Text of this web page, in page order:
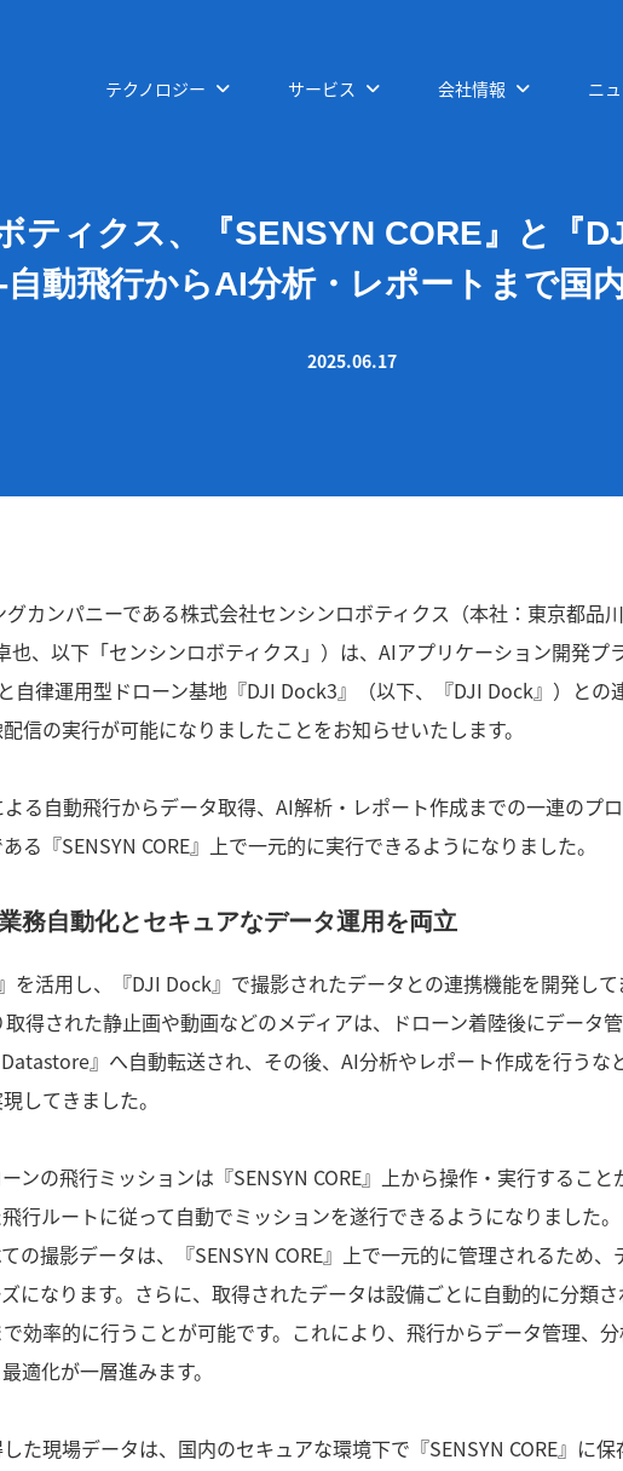
テクノロジー サービス 会社情報 ニ
ティクス、『SENSYN CORE』と『
自動飛行からAI分析・レポートまで国
2025.06.17
カンパニーである株式会社センシンロボティクス（本社：東京都品川
也、以下「センシンロボティクス」）は、AIアプリケーション開発プ
自律運用型ドローン基地『DJI Dock3』（以下、『DJI Dock』）との
信の実行が可能になりましたことをお知らせいたします。
る自動飛行からデータ取得、AI解析・レポート作成までの一連のプ
る『SENSYN CORE』上で一元的に実行できるようになりました。
務自動化とセキュアなデータ運用を両立
を活用し、『DJI Dock』で撮影されたデータとの連携機能を開発して
得された静止画や動画などのメディアは、ドローン着陸後にデータ
Datastore』へ自動転送され、その後、AI分析やレポート作成を行うな
してきました。
ンの飛行ミッションは『SENSYN CORE』上から操作・実行すること
行ルートに従って自動でミッションを遂行できるようになりました。
の撮影データは、『SENSYN CORE』上で一元的に管理されるため、
になります。さらに、取得されたデータは設備ごとに自動的に分類さ
効率的に行うことが可能です。これにより、飛行からデータ管理、
適化が一層進みます。
た現場データは、国内のセキュアな環境下で『SENSYN CORE』に保